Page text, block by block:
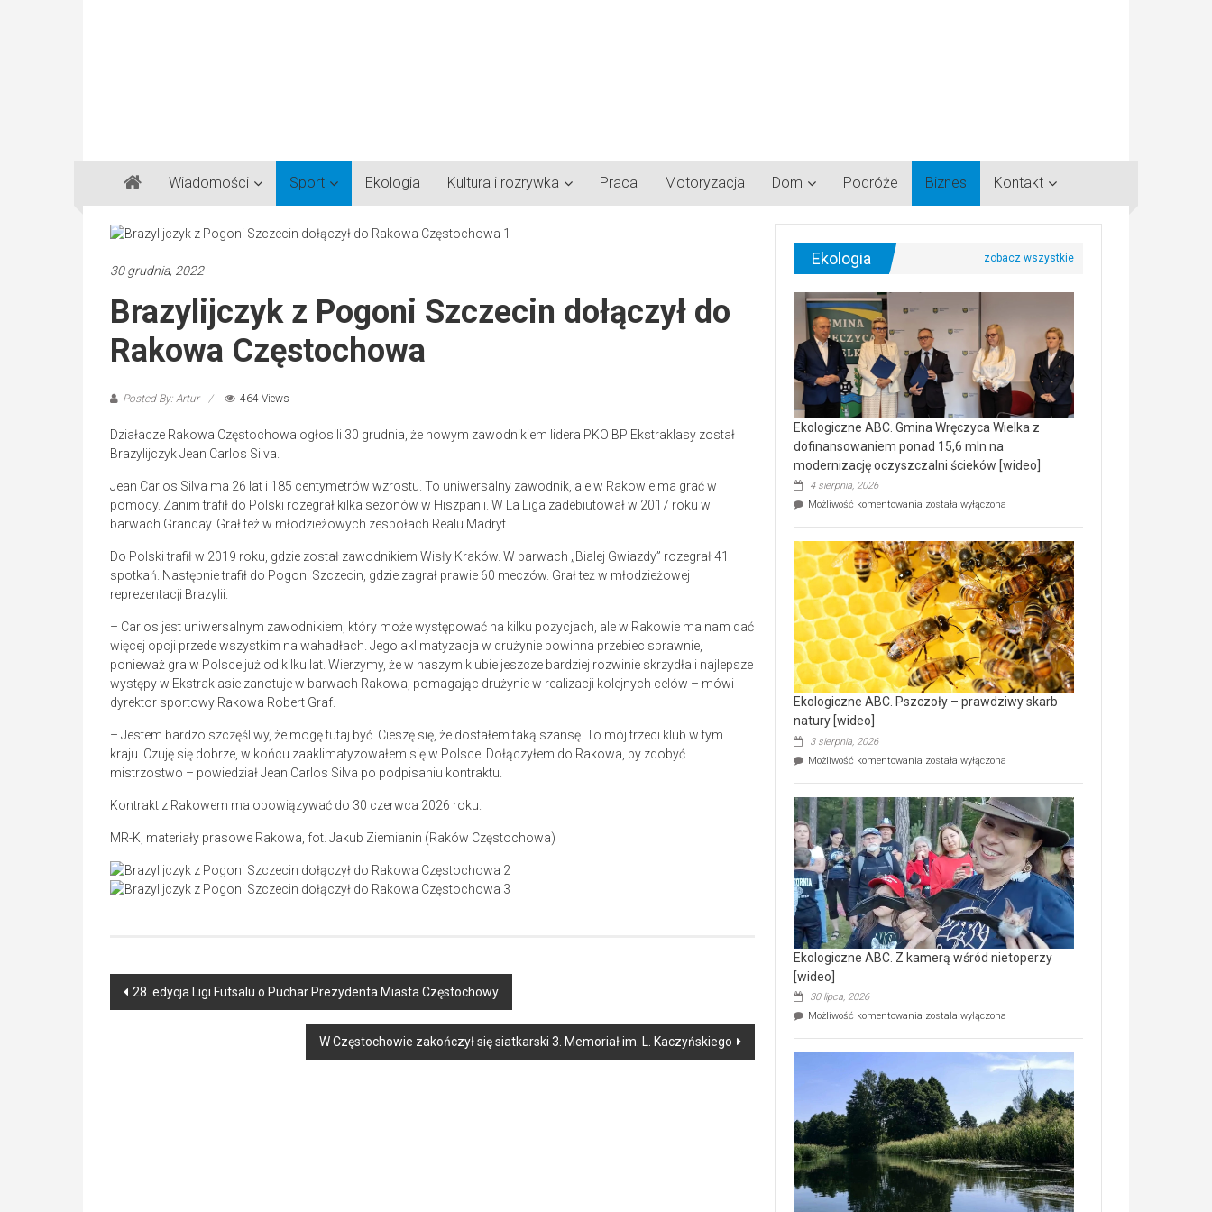
Gazeta
Regionalna
Częstochowa,
Lubliniec,
Wiadomości Sport Ekologia Kultura i rozrywka Praca Motoryzacja Dom Podróże Biznes Kontakt
30 grudnia, 2022
Brazylijczyk z Pogoni Szczecin dołączył do
Rakowa Częstochowa
Posted By: Artur 464 Views
Działacze Rakowa Częstochowa ogłosili 30 grudnia, że nowym zawodnikiem lidera PKO BP Ekstraklasy został
Brazylijczyk Jean Carlos Silva.
Jean Carlos Silva ma 26 lat i 185 centymetrów wzrostu. To uniwersalny zawodnik, ale w Rakowie ma grać w
pomocy. Zanim trafił do Polski rozegrał kilka sezonów w Hiszpanii. W La Liga zadebiutował w 2017 roku w
barwach Granday. Grał też w młodzieżowych zespołach Realu Madryt.
Do Polski trafił w 2019 roku, gdzie został zawodnikiem Wisły Kraków. W barwach „Bialej Gwiazdy” rozegrał 41
spotkań. Następnie trafił do Pogoni Szczecin, gdzie zagrał prawie 60 meczów. Grał też w młodzieżowej
reprezentacji Brazylii.
– Carlos jest uniwersalnym zawodnikiem, który może występować na kilku pozycjach, ale w Rakowie ma nam dać
więcej opcji przede wszystkim na wahadłach. Jego aklimatyzacja w drużynie powinna przebiec sprawnie,
ponieważ gra w Polsce już od kilku lat. Wierzymy, że w naszym klubie jeszcze bardziej rozwinie skrzydła i najlepsze
występy w Ekstraklasie zanotuje w barwach Rakowa, pomagając drużynie w realizacji kolejnych celów – mówi
dyrektor sportowy Rakowa Robert Graf.
– Jestem bardzo szczęśliwy, że mogę tutaj być. Cieszę się, że dostałem taką szansę. To mój trzeci klub w tym
kraju. Czuję się dobrze, w końcu zaaklimatyzowałem się w Polsce. Dołączyłem do Rakowa, by zdobyć
mistrzostwo – powiedział Jean Carlos Silva po podpisaniu kontraktu.
Kontrakt z Rakowem ma obowiązywać do 30 czerwca 2026 roku.
MR-K, materiały prasowe Rakowa, fot. Jakub Ziemianin (Raków Częstochowa)
Post
28. edycja Ligi Futsalu o Puchar Prezydenta Miasta Częstochowy
W Częstochowie zakończył się siatkarski 3. Memoriał im. L. Kaczyńskiego
Ekologia
Ekologiczne ABC. Gmina Wręczyca Wielka z
dofinansowaniem ponad 15,6 mln na
modernizację oczyszczalni ścieków [wideo]
4 sierpnia, 2026
Możliwość komentowania Ekologiczne
Wręczyca
Wielka
z
dofinansowaniem
ponad
15,6
mln
na
modernizację
oczyszczalni
ścieków
[wideo]
została wyłączona
Ekologiczne ABC. Pszczoły – prawdziwy skarb
natury [wideo]
3 sierpnia, 2026
Możliwość komentowania Ekologiczne
–
prawdziwy
skarb
natury
[wideo]
została wyłączona
Ekologiczne ABC. Z kamerą wśród nietoperzy
[wideo]
30 lipca, 2026
Możliwość komentowania Ekologiczne
wśród
nietoperzy
[wideo]
została wyłączona